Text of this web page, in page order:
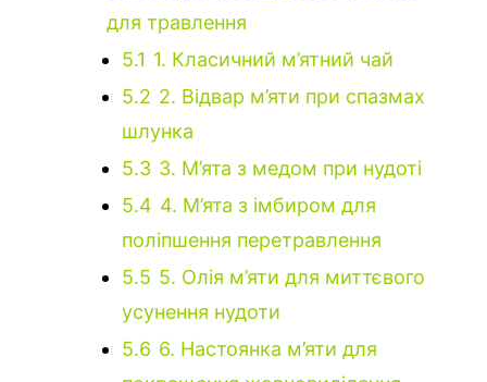
для травлення
5.1 1. Класичний м’ятний чай
5.2 2. Відвар м’яти при спазмах
шлунка
5.3 3. М’ята з медом при нудоті
5.4 4. М’ята з імбиром для
поліпшення перетравлення
5.5 5. Олія м’яти для миттєвого
усунення нудоти
5.6 6. Настоянка м’яти для